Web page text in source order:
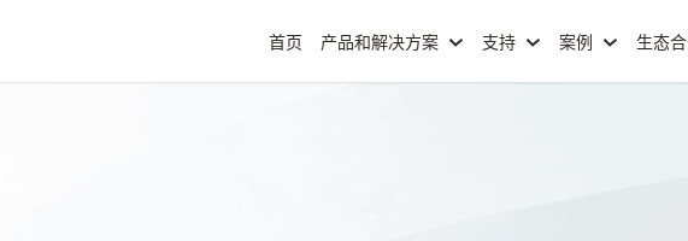
首页 产品和解决方案 支持 案例 生态